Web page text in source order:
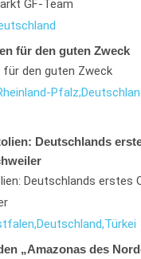
GF-Team
für den guten Zweck
für den guten Zweck
Pfalz;
Deutschlands
Deutschlands erstes
Deutschland,Türkei
„Amazonas des